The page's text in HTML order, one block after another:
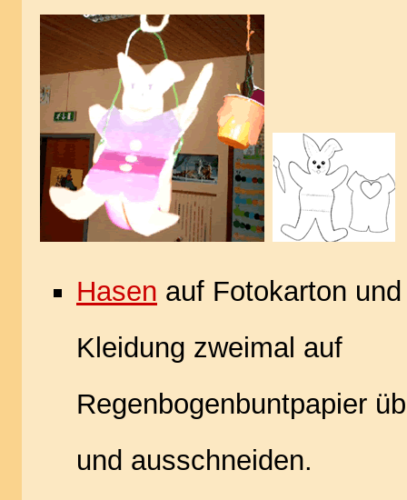
Hasen auf Fotokarton
Kleidung zweimal auf
Regenbogenbuntpapier
und ausschneiden.